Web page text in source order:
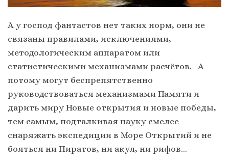
А у господ фантастов нет таких норм, они не
связаны правилами, исключениями,
методологическим аппаратом или
статистическими механизмами расчётов. А
потому могут беспрепятственно
руководствоваться механизмами Памяти и
дарить миру Новые открытия и новые победы,
тем самым, подталкивая науку смелее
снаряжать экспедиции в Море Открытий и не
бояться ни Пиратов, ни акул, ни рифов…